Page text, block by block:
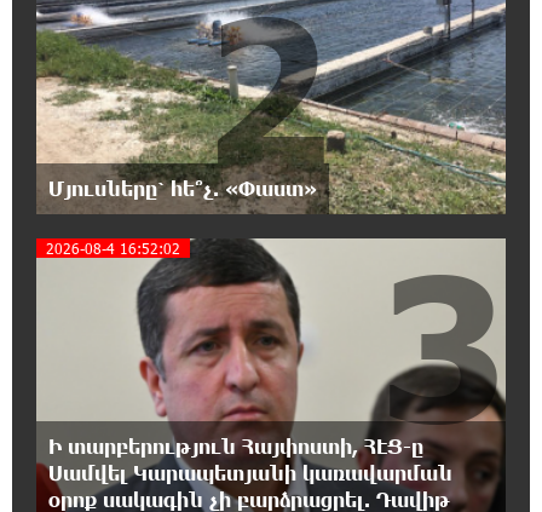
հիմանվորումներ․ Շիրազ Մանուկյան
18:26:59 7-08-2026
Վեհափառ Հայրապետի շուրջ խայտառակ
զարգացումների, Գյուղացիներին
վերաբերող առաջնային հարցերի մասին՝
գյուղտեխնիկայից մինչև անվճար երթուղի. Անդրանիկ
Գևորգյան
18:25:05 7-08-2026
Թուրքական ապրանքանիշը դադարեցնում է
գործունեությունը Ռուսաստանում
18:08:44 7-08-2026
Դանակահարություն՝ Մասիսի
գազալցակայաններից մեկի մոտ.
կասկածյալը ձերբակալվել է
Մյուսները՝ հե՞չ. «Փաստ»
2
2026-08-4 16:52:02
Ի տարբերություն Հայփոստի, ՀԷՑ-ը
Սամվել Կարապետյանի կառավարման
օրոք սակագին չի բարձրացրել. Դավիթ
3